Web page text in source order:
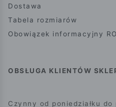
Dostawa
Tabela rozmiarów
Obowiązek informacyjny
OBSŁUGA KLIENTÓW
Czynny od poniedziałku do